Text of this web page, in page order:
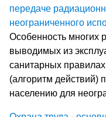
передаче
неограниченного
Особенность многих
выводимых из
санитарных
(алгоритм действий)
населению для